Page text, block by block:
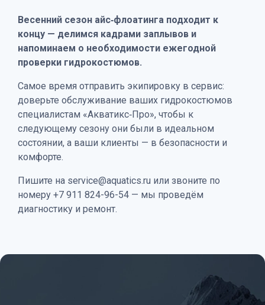
Весенний сезон айс‑флоатинга подходит к
концу — делимся кадрами заплывов и
напоминаем о необходимости ежегодной
проверки гидрокостюмов.
Самое время отправить экипировку в сервис:
доверьте обслуживание ваших гидрокостюмов
специалистам «Акватикс‑Про», чтобы к
следующему сезону они были в идеальном
состоянии, а ваши клиенты — в безопасности и
комфорте.
Пишите на service@aquatics.ru или звоните по
номеру +7 911 824-96-54 — мы проведём
диагностику и ремонт.